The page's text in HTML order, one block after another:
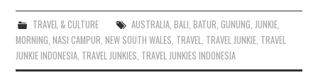
TRAVEL & CULTURE AUSTRALIA, BALI BATUR GUNUNG JUNKIE,
MORNING ,NASI CAMPUR ,NEW SOUTH WALES TRAVEL TRAVEL JUNKIE TRAVEL
JUNKIE INDONESIA TRAVEL JUNKIES TRAVEL JUNKIES INDONESIA